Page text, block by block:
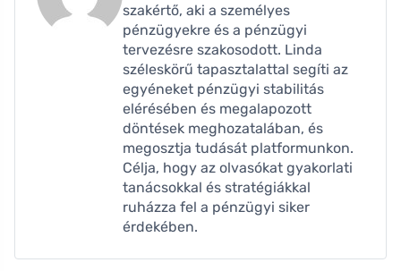
szakértő, aki a személyes
pénzügyekre és a pénzügyi
tervezésre szakosodott. Linda
széleskörű tapasztalattal segíti az
egyéneket pénzügyi stabilitás
elérésében és megalapozott
döntések meghozatalában, és
megosztja tudását platformunkon.
Célja, hogy az olvasókat gyakorlati
tanácsokkal és stratégiákkal
ruházza fel a pénzügyi siker
érdekében.